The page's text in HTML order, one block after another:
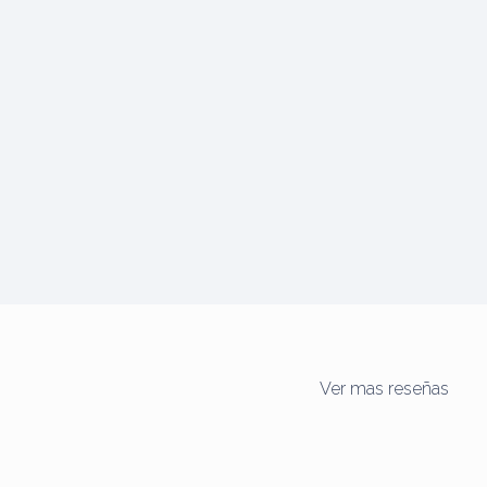
Ver mas reseñas